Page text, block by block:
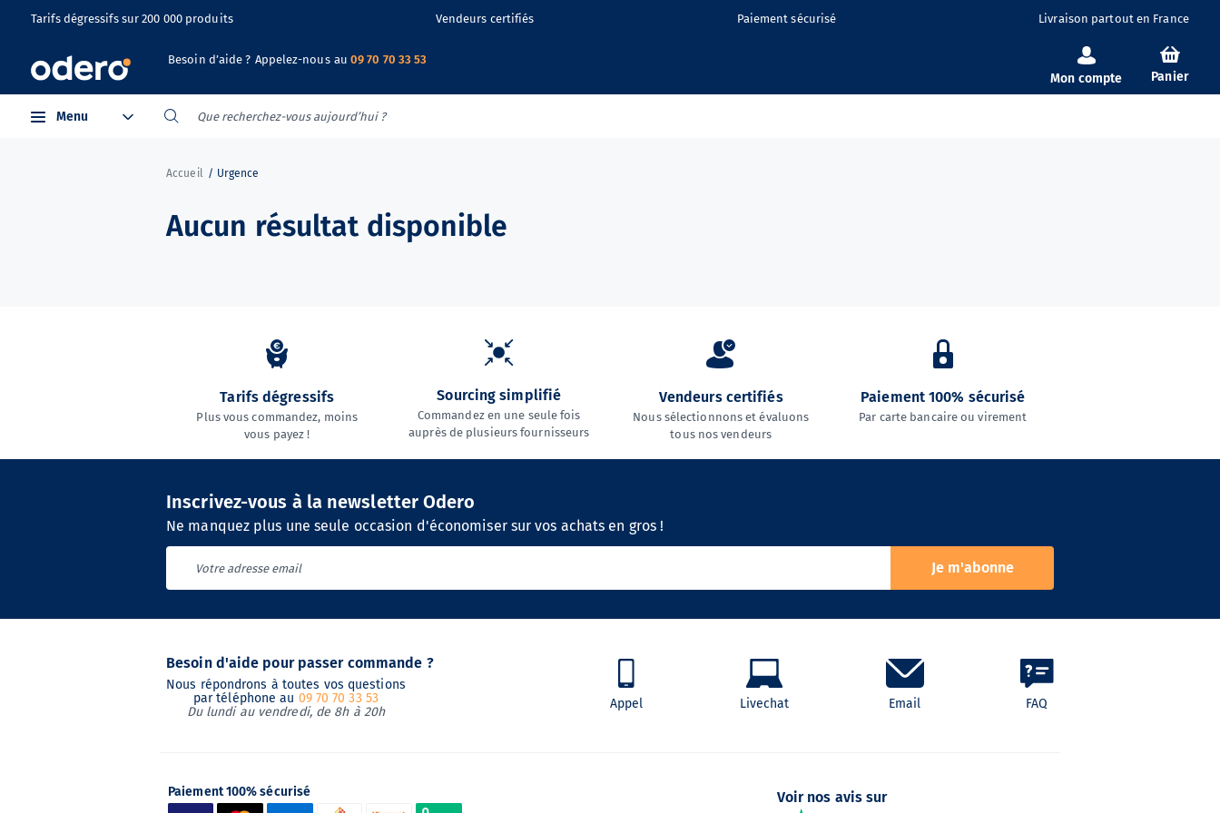
Tarifs dégressifs sur 200 000 produits Vendeurs certifiés Paiement sécurisé Livraison partout en France
Menu
Besoin d’aide ? Appelez-nous au09 70 70 33 53
Mon compte Panier
Accueil Urgence
Aucun résultat disponible
Tarifs dégressifs
Plus vous commandez, moins
vous payez !
Sourcing simplifié
Commandez en une seule fois
auprès de plusieurs fournisseurs
Vendeurs certifiés
Nous sélectionnons et évaluons
tous nos vendeurs
Paiement 100% sécurisé
Par carte bancaire ou virement
Inscrivez-vous à la newsletter Odero
Ne manquez plus une seule occasion d'économiser sur vos achats en gros !
Je m'abonne
Paiement 100% sécurisé Voir nos avis sur
Besoin d'aide pour passer commande ?
Nous répondrons à toutes vos questions
par téléphone au 09 70 70 33 53
Du lundi au vendredi, de 8h à 20h
Appel Livechat Email FAQ